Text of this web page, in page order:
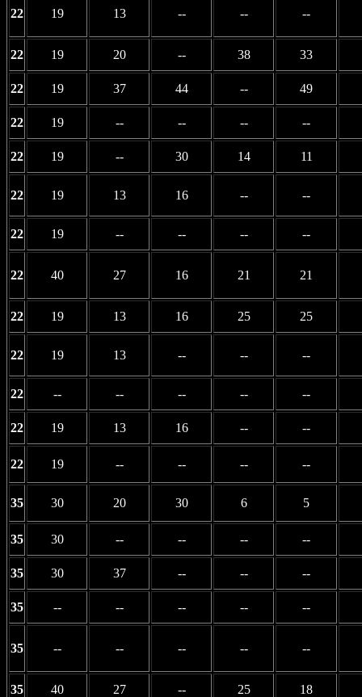
22 19 13 -- -- --
22 19 20 -- 38 33
22 19 37 44 -- 49
22 19 -- -- -- --
22 19 -- 30 14 11
22 19 13 16 -- --
22 19 -- -- -- --
22 40 27 16 21 21
22 19 13 16 25 25
22 19 13 -- -- --
22 -- -- -- -- --
22 19 13 16 -- --
22 19 -- -- -- --
35 30 20 30 6 5
35 30 -- -- -- --
35 30 37 -- -- --
35 -- -- -- -- --
35 -- -- -- -- --
35 40 27 -- 25 18